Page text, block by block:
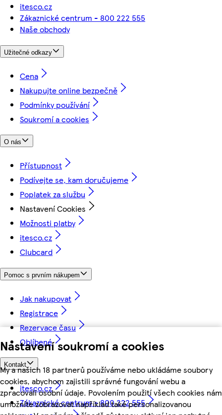
Nastavení soukromí a cookies
My a našich 18 partnerů používáme nebo ukládáme soubory
cookies, abychom zajistili správné fungování webu a
zpracovali osobní údaje. Povolením použití všech cookies nám
umožníte zobrazovat například také personalizovanou
itesco.cz
Zákaznické centrum - 800 222 555
Naše obchody
Užitečné odkazy
Cena
Nakupujte online bezpečně
Podmínky používání
Soukromí a cookies
O nás
Přístupnost
Podívejte se, kam doručujeme
Poplatek za službu
Nastavení Cookies
Možnosti platby
itesco.cz
Clubcard
Pomoc s prvním nákupem
Jak nakupovat
Registrace
Rezervace času
Oblíbené
Kontakt
itesco.cz
Zákaznické centrum - 800 222 555